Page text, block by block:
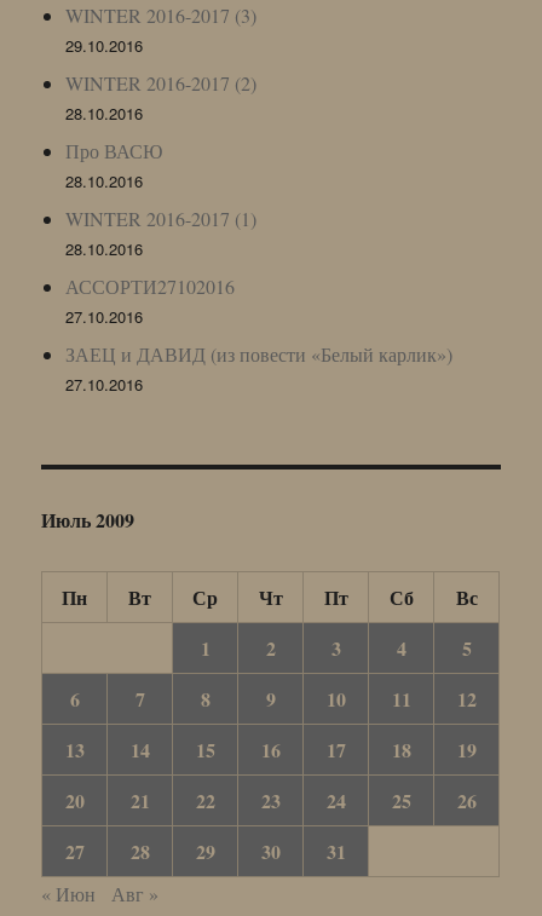
WINTER 2016-2017 (3)
29.10.2016
WINTER 2016-2017 (2)
28.10.2016
Про ВАСЮ
28.10.2016
WINTER 2016-2017 (1)
28.10.2016
АССОРТИ27102016
27.10.2016
ЗАЕЦ и ДАВИД (из повести «Белый карлик»)
27.10.2016
Июль 2009
Пн Вт Ср Чт Пт Сб
Вс
1
2 3 4
5
6
7 8 9 10 11
12
13
14 15 16 17 18
19
20
21 22 23 24 25
26
27
28 29 30 31
« Июн Авг »